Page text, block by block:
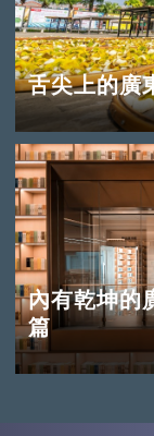
舌尖上的廣
內有乾坤的
篇